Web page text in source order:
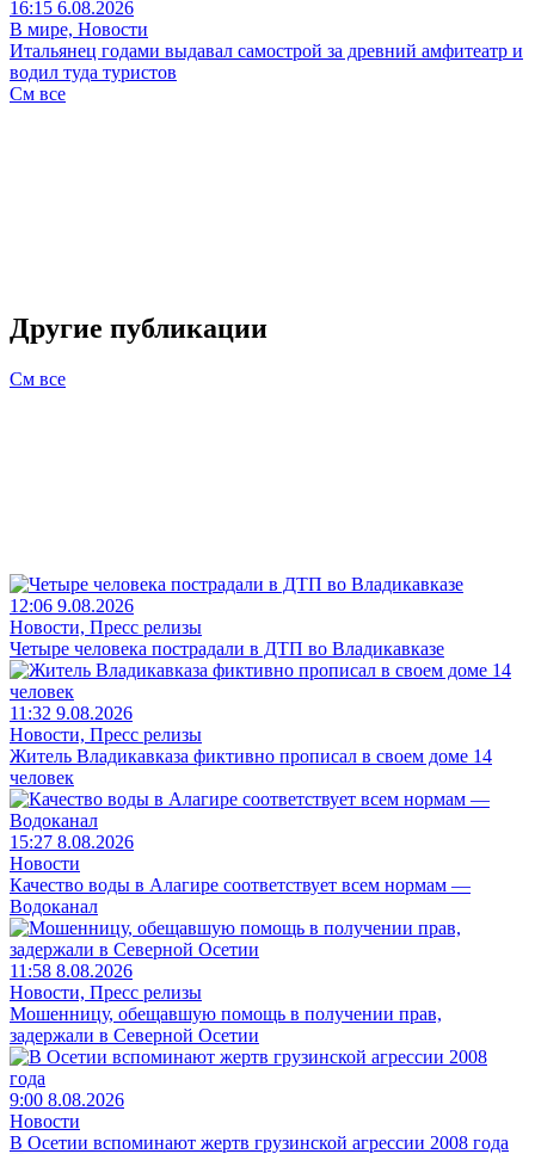
16:15 6.08.2026
В мире, Новости
Итальянец годами выдавал самострой за древний амфитеатр и
водил туда туристов
См все
Другие публикации
См все
12:06 9.08.2026
Новости, Пресс релизы
Четыре человека пострадали в ДТП во Владикавказе
11:32 9.08.2026
Новости, Пресс релизы
Житель Владикавказа фиктивно прописал в своем доме 14
человек
15:27 8.08.2026
Новости
Качество воды в Алагире соответствует всем нормам —
Водоканал
11:58 8.08.2026
Новости, Пресс релизы
Мошенницу, обещавшую помощь в получении прав,
задержали в Северной Осетии
9:00 8.08.2026
Новости
В Осетии вспоминают жертв грузинской агрессии 2008 года